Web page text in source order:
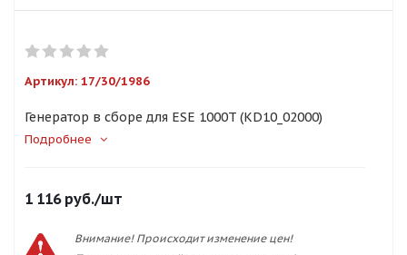
Артикул: 17/30/1986
Генератор в сборе для ESE 1000T (KD10_02000)
Подробнее
1 116руб./шт
Внимание! Происходит изменение цен!